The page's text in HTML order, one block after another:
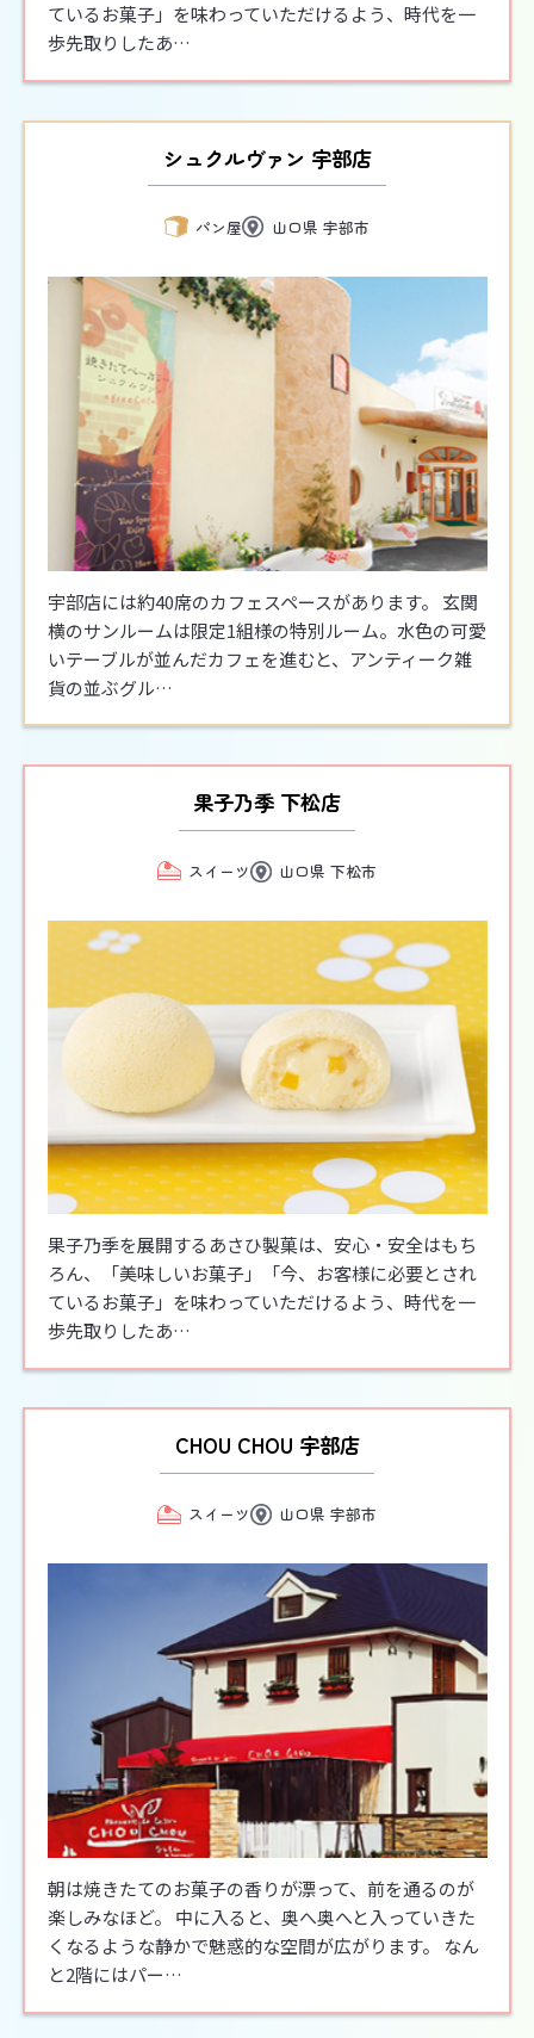
ているお菓子」を味わっていただけるよう、時代を一
歩先取りしたあ…
シュクルヴァン 宇部店
パン屋 山口県 宇部市
宇部店には約40席のカフェスペースがあります。 玄関
横のサンルームは限定1組様の特別ルーム。水色の可愛
いテーブルが並んだカフェを進むと、アンティーク雑
貨の並ぶグル…
果子乃季 下松店
スイーツ 山口県 下松市
果子乃季を展開するあさひ製菓は、安心・安全はもち
ろん、「美味しいお菓子」「今、お客様に必要とされ
ているお菓子」を味わっていただけるよう、時代を一
歩先取りしたあ…
CHOU CHOU 宇部店
スイーツ 山口県 宇部市
朝は焼きたてのお菓子の香りが漂って、前を通るのが
楽しみなほど。 中に入ると、奥へ奥へと入っていきた
くなるような静かで魅惑的な空間が広がります。 なん
と2階にはパー…